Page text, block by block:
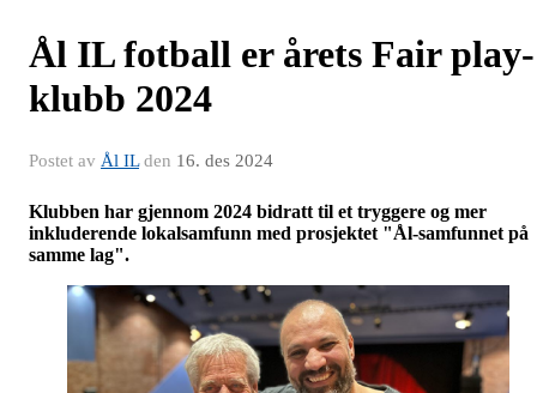
Ål IL fotball er årets Fair play-
klubb 2024
Postet av Ål ILden 16. des 2024
Klubben har gjennom 2024 bidratt til et tryggere og mer
inkluderende lokalsamfunn med prosjektet "Ål-samfunnet på
samme lag".